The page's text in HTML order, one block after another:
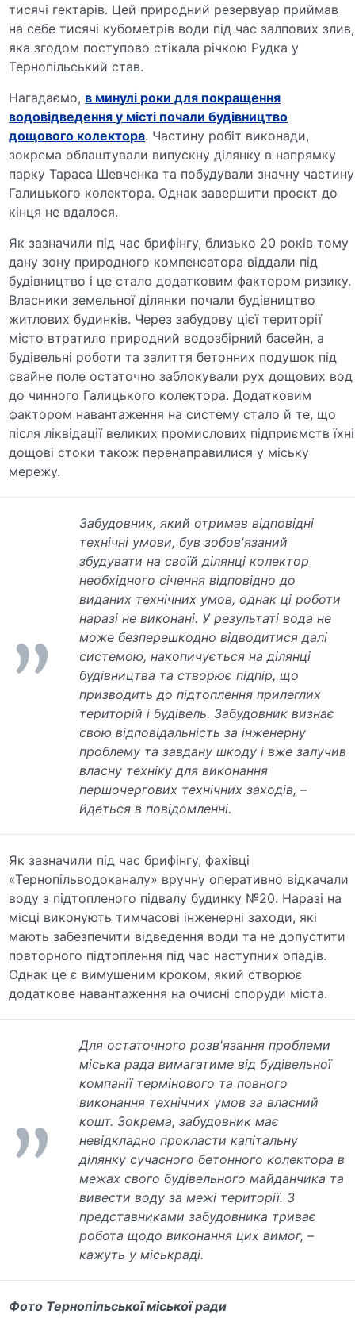
тисячі гектарів. Цей природний резервуар приймав
на себе тисячі кубометрів води під час залпових злив,
яка згодом поступово стікала річкою Рудка у
Тернопільський став.
Нагадаємо, в минулі роки для покращення
водовідведення у місті почали будівництво
дощового колектора. Частину робіт виконади,
зокрема облаштували випускну ділянку в напрямку
парку Тараса Шевченка та побудували значну частину
Галицького колектора. Однак завершити проєкт до
кінця не вдалося.
Як зазначили під час брифінгу, близько 20 років тому
дану зону природного компенсатора віддали під
будівництво і це стало додатковим фактором ризику.
Власники земельної ділянки почали будівництво
житлових будинків. Через забудову цієї території
місто втратило природний водозбірний басейн, а
будівельні роботи та залиття бетонних подушок під
свайне поле остаточно заблокували рух дощових вод
до чинного Галицького колектора. Додатковим
фактором навантаження на систему стало й те, що
після ліквідації великих промислових підприємств їхні
дощові стоки також перенаправилися у міську
мережу.
Забудовник, який отримав відповідні
технічні умови, був зобов'язаний
збудувати на своїй ділянці колектор
необхідного січення відповідно до
виданих технічних умов, однак ці роботи
наразі не виконані. У результаті вода не
може безперешкодно відводитися далі
системою, накопичується на ділянці
будівництва та створює підпір, що
призводить до підтоплення прилеглих
територій і будівель. Забудовник визнає
свою відповідальність за інженерну
проблему та завдану шкоду і вже залучив
власну техніку для виконання
першочергових технічних заходів, –
йдеться в повідомленні.
Як зазначили під час брифінгу, фахівці
«Тернопільводоканалу» вручну оперативно відкачали
воду з підтопленого підвалу будинку №20. Наразі на
місці виконують тимчасові інженерні заходи, які
мають забезпечити відведення води та не допустити
повторного підтоплення під час наступних опадів.
Однак це є вимушеним кроком, який створює
додаткове навантаження на очисні споруди міста.
Для остаточного розв'язання проблеми
міська рада вимагатиме від будівельної
компанії термінового та повного
виконання технічних умов за власний
кошт. Зокрема, забудовник має
невідкладно прокласти капітальну
ділянку сучасного бетонного колектора в
межах свого будівельного майданчика та
вивести воду за межі території. З
представниками забудовника триває
робота щодо виконання цих вимог, –
кажуть у міськраді.
Фото Тернопільської міської ради